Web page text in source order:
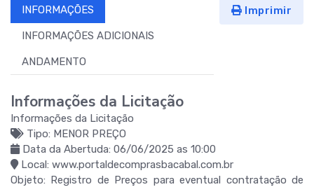
Imprimir
INFORMAÇÕES
INFORMAÇÕES ADICIONAIS
ANDAMENTO
Informações da Licitação
Informações da Licitação
Tipo: MENOR PREÇO
Data da Abertuda: 06/06/2025 as 10:00
Local: www.portaldecomprasbacabal.com.br
Objeto: Registro de Preços para eventual contratação de